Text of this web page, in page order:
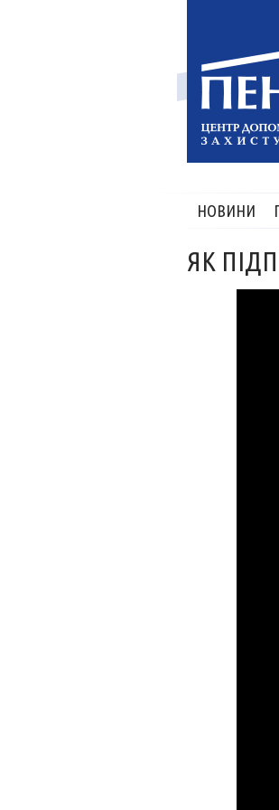
НОВИНИ
ЯК